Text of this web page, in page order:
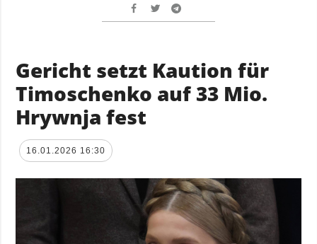
Gericht setzt Kaution für
Timoschenko auf 33 Mio.
Hrywnja fest
16.01.2026 16:30